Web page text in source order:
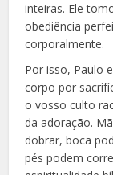
inteiras. Ele
obediência
corporalmente.
Por isso, Paulo
corpo por
o vosso culto
da adoração.
dobrar, boca
pés podem